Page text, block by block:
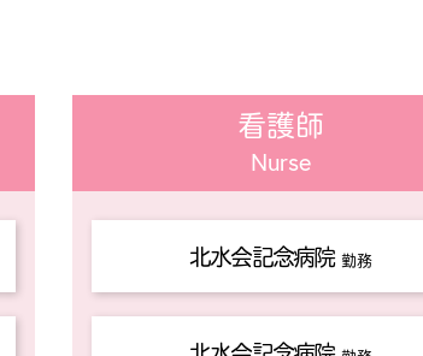
看護師
Nurse
北水会記念病院 勤務